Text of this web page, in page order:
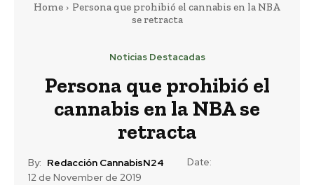
Home
Persona que prohibió el cannabis en la NBA
se retracta
Noticias Destacadas
Persona que prohibió el
cannabis en la NBA se
retracta
By: Redacción CannabisN24
Date:
12 de November de 2019